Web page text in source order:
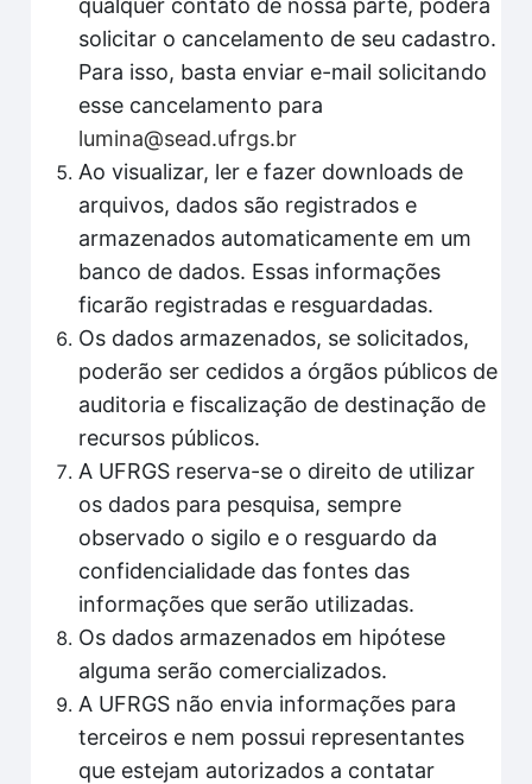
qualquer contato de nossa parte, poderá
solicitar o cancelamento de seu cadastro.
Para isso, basta enviar e-mail solicitando
esse cancelamento para
lumina@sead.ufrgs.br
Ao visualizar, ler e fazer downloads de
arquivos, dados são registrados e
armazenados automaticamente em um
banco de dados. Essas informações
ficarão registradas e resguardadas.
Os dados armazenados, se solicitados,
poderão ser cedidos a órgãos públicos de
auditoria e fiscalização de destinação de
recursos públicos.
A UFRGS reserva-se o direito de utilizar
os dados para pesquisa, sempre
observado o sigilo e o resguardo da
confidencialidade das fontes das
informações que serão utilizadas.
Os dados armazenados em hipótese
alguma serão comercializados.
A UFRGS não envia informações para
terceiros e nem possui representantes
que estejam autorizados a contatar